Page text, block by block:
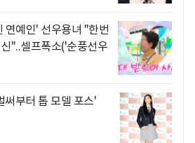
연예인' 선우용녀 "한번
"..셀프폭소('순풍선우
써부터 톱 모델 포스'